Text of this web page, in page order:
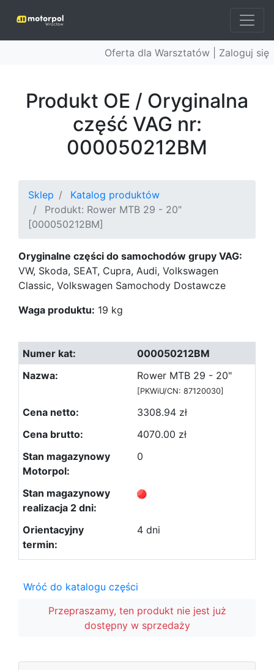
Oferta dla Warsztatów | Zaloguj się
Produkt OE / Oryginalna
część VAG nr:
000050212BM
Sklep
Katalog produktów
Produkt: Rower MTB 29 - 20"
[000050212BM]
Oryginalne części do samochodów grupy VAG:
VW, Skoda, SEAT, Cupra, Audi, Volkswagen
Classic, Volkswagen Samochody Dostawcze
Waga produktu: 19 kg
000050212BM
Rower MTB 29 - 20"
[PKWiU/CN: 87120030]
3308.94 zł
4070.00 zł
0
4 dni
Wróć do katalogu części
Przepraszamy, ten produkt nie jest już
dostępny w sprzedaży